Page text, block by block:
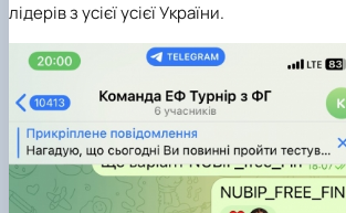
лідерів з усієї усієї України.